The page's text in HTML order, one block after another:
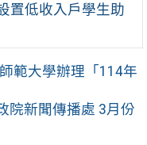
置低收入戶學生助
範大學辦理「114年
院新聞傳播處 3月份